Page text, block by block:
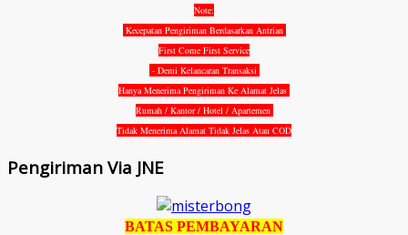
Note:
Kecepatan Pengiriman Berdasarkan Antrian
First Come First Service
- Demi Kelancaran Transaksi
Hanya Menerima Pengiriman Ke Alamat Jelas
Rumah / Kantor / Hotel / Apartemen
Tidak Menerima Alamat Tidak Jelas Atau COD
Pengiriman Via JNE
BATAS PEMBAYARAN